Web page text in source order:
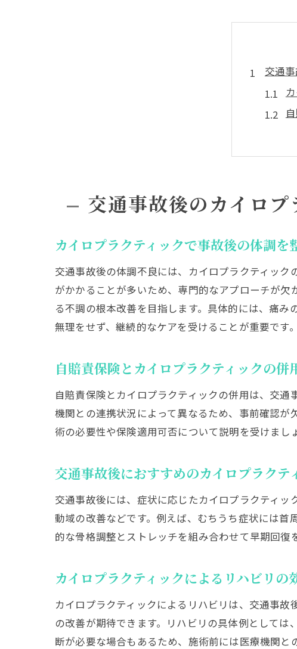
交通
自賠
カイ
保険
交通事故後のカイロ
カイロプラクティックで事故後の体調を
交通事故後の体調不良には、カイロプラクティッ
がかかることが多いため、専門的なアプローチが
る不調の根本改善を目指します。具体的には、痛
無理をせず、継続的なケアを受けることが重要です。
自賠責保険とカイロプラクティックの併
自賠責保険とカイロプラクティックの併用は、交
機関との連携状況によって異なるため、事前確認
術の必要性や保険適用可否について説明を受けまし
交通事故後におすすめのカイロプラクテ
交通事故後には、症状に応じたカイロプラクティ
動域の改善などです。例えば、むちうち症状には
的な骨格調整とストレッチを組み合わせて早期回復
カイロプラクティックによるリハビリの
カイロプラクティックによるリハビリは、交通事
の改善が期待できます。リハビリの具体例として
断が必要な場合もあるため、施術前には医療機関